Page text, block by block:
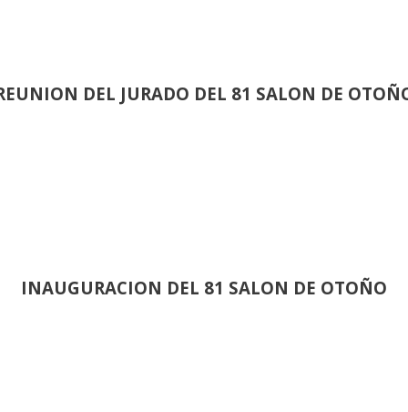
DEL JURADO DEL 81 SALON DE
INAUGURACION DEL 81 SALON DE OTOÑO